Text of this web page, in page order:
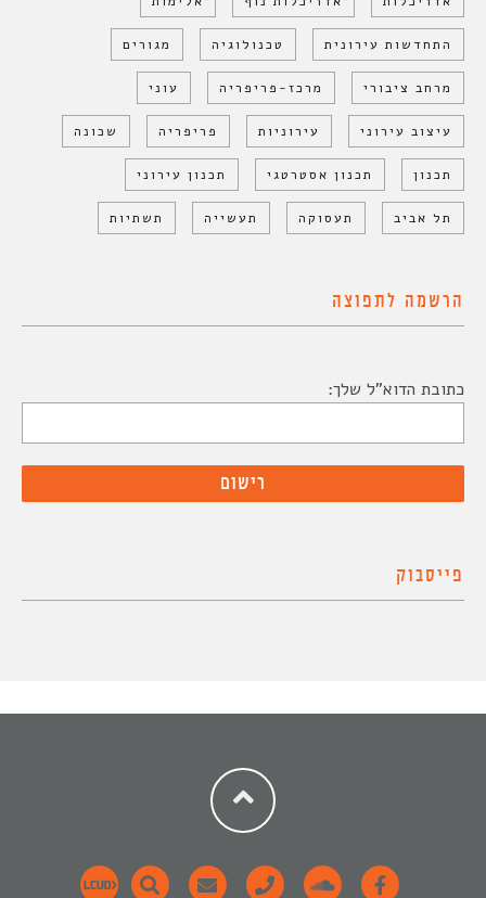
התחדשות עירונית טכנולוגיה מגורים
מרחב ציבורי מרכז-פריפריה עוני
עיצוב עירוני עירוניות פריפריה שכונה
תכנון תכנון אסטרטגי תכנון עירוני
תל אביב תעסוקה תעשייה תשתיות
הרשמה לתפוצה
כתובת הדוא"ל שלך:
פייסבוק